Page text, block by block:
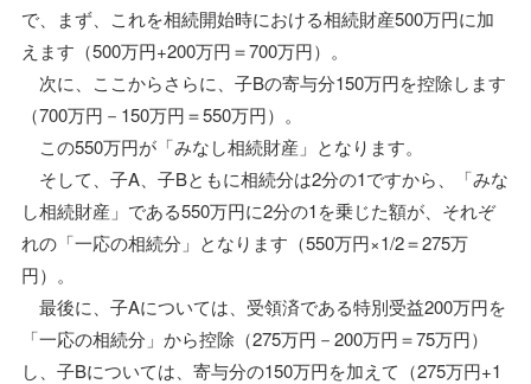
で、まず、これを相続開始時における相続財産500万円に加
えます（500万円+200万円＝700万円）。
次に、ここからさらに、子Bの寄与分150万円を控除します
（700万円－150万円＝550万円）。
この550万円が「みなし相続財産」となります。
そして、子A、子Bともに相続分は2分の1ですから、「みな
し相続財産」である550万円に2分の1を乗じた額が、それぞ
れの「一応の相続分」となります（550万円×1/2＝275万
円）。
最後に、子Aについては、受領済である特別受益200万円を
「一応の相続分」から控除（275万円－200万円＝75万円）
し、子Bについては、寄与分の150万円を加えて（275万円+1